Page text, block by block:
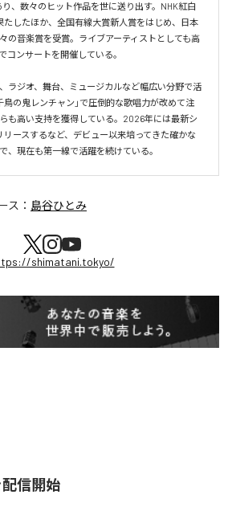
り、数々のヒット作品を世に送り出す。NHK紅白
たしたほか、全国有線大賞新人賞をはじめ、日本
の音楽賞を受賞。ライブアーティストとしても高
コンサートを開催している。
ラジオ、舞台、ミュージカルなど幅広い分野で活
鳥の鬼レンチャン」で圧倒的な歌唱力が改めて注
も高い支持を獲得している。2026年には最新シ
リースするなど、デビュー以来培ってきた確かな
、現在も第一線で活躍を続けている。
ス： 島谷ひとみ
shimatani.tokyo/
配信開始